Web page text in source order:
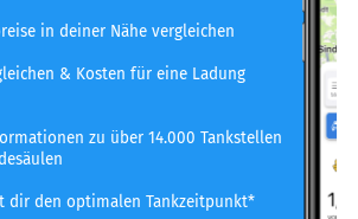
in deiner Nähe vergleichen
& Kosten für eine Ladung
zu über 14.000 Tankstellen
dir den optimalen Tankzeitpunkt*